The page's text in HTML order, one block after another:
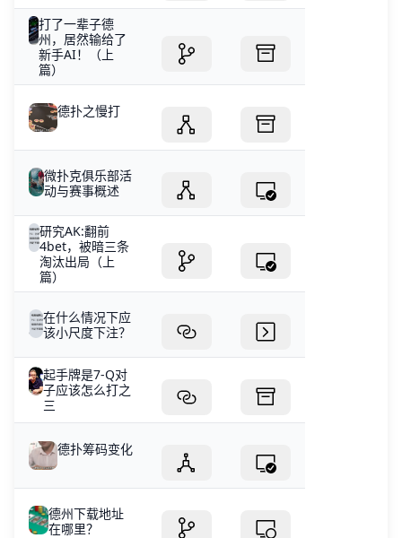
打了一辈子德
州，居然输给了
新手AI！（上
篇）
德扑之慢打
微扑克俱乐部活
动与赛事概述
研究AK:翻前
4bet，被暗三条
淘汰出局（上
篇）
在什么情况下应
该小尺度下注？
起手牌是7-Q对
子应该怎么打之
三
德扑筹码变化
德州下载地址
在哪里？